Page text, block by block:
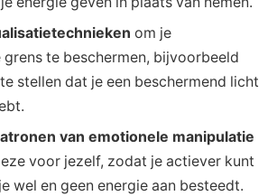
om je
te beschermen, bijvoorbeeld
stellen dat je een beschermend licht
van emotionele manipulatie
voor jezelf, zodat je actiever kunt
wel en geen energie aan besteedt.